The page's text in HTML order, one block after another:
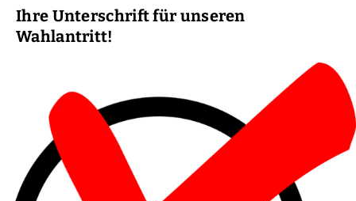
Ihre Unterschrift für unseren
Wahlantritt!